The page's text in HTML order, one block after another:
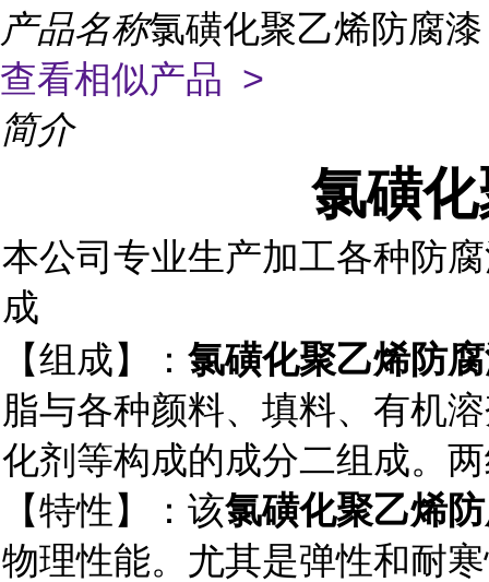
产品名称氯磺化聚乙烯防腐漆
查看相似产品 >
简介
氯磺
本公司专业生产加工各种防
成
【组成】： 氯磺化聚乙烯防
脂与各种颜料、填料、有机
化剂等构成的成分二组成。
【特性】：该氯磺化聚乙烯
物理性能。尤其是弹性和耐